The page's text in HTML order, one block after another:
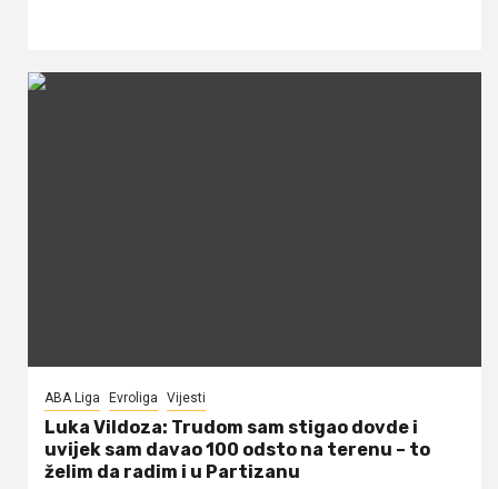
ABA Liga Evroliga Vijesti
Luka Vildoza: Trudom sam stigao dovde i
uvijek sam davao 100 odsto na terenu – to
želim da radim i u Partizanu